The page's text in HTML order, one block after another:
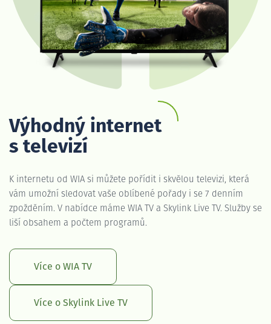
Výhodný internet
s televizí
K internetu od WIA si můžete pořídit i skvělou televizi, která
vám umožní sledovat vaše oblíbené pořady i se 7 denním
zpožděním. V nabídce máme WIA TV a Skylink Live TV. Služby se
liší obsahem a počtem programů.
Více o WIA TV
Více o Skylink Live TV